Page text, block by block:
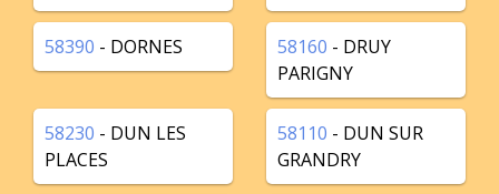
58390 - DORNES 58160 - DRUY
PARIGNY
58230 - DUN LES
PLACES
58110 - DUN SUR
GRANDRY